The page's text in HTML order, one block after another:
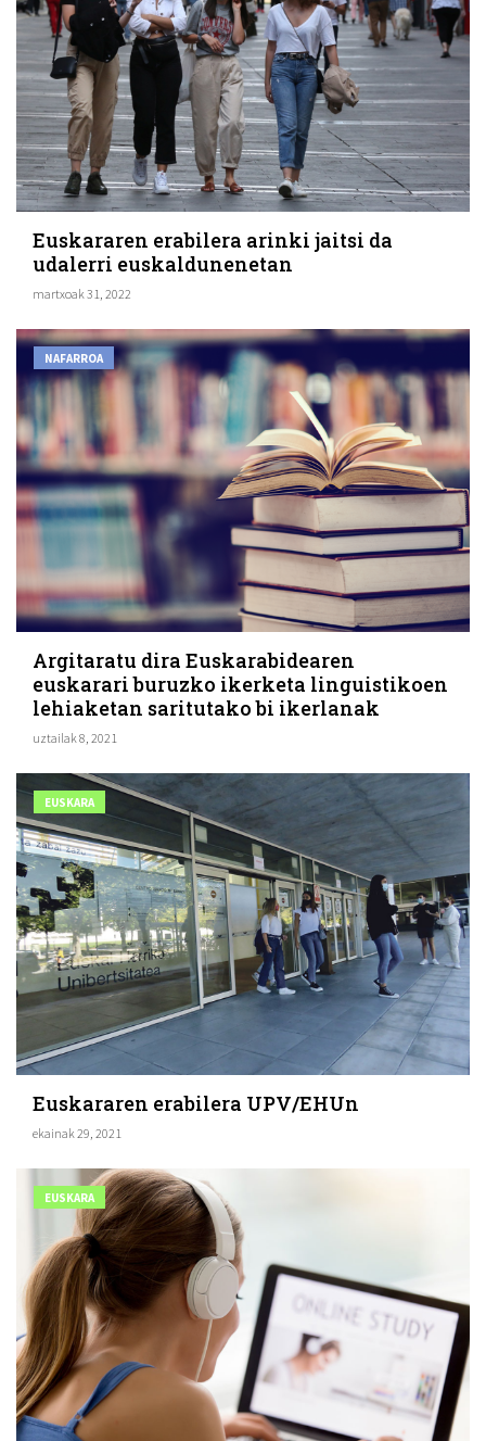
Euskararen erabilera arinki jaitsi da
udalerri euskaldunenetan
martxoak 31, 2022
NAFARROA
Argitaratu dira Euskarabidearen
euskarari buruzko ikerketa linguistikoen
lehiaketan saritutako bi ikerlanak
uztailak 8, 2021
EUSKARA
Euskararen erabilera UPV/EHUn
ekainak 29, 2021
EUSKARA